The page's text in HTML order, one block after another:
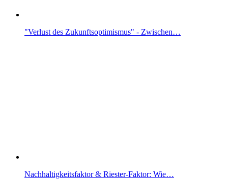
"Verlust des Zukunftsoptimismus" - Zwischen…
Nachhaltigkeitsfaktor & Riester-Faktor: Wie…